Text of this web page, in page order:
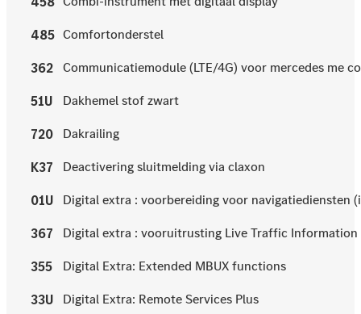
485 Comfortonderstel
362 Communicatiemodule (LTE/4G) voor mercedes me
51U Dakhemel stof zwart
720 Dakrailing
K37 Deactivering sluitmelding via claxon
01U Digital extra : voorbereiding voor navigatiediensten
367 Digital extra : vooruitrusting Live Traffic Information
355 Digital Extra: Extended MBUX functions
33U Digital Extra: Remote Services Plus